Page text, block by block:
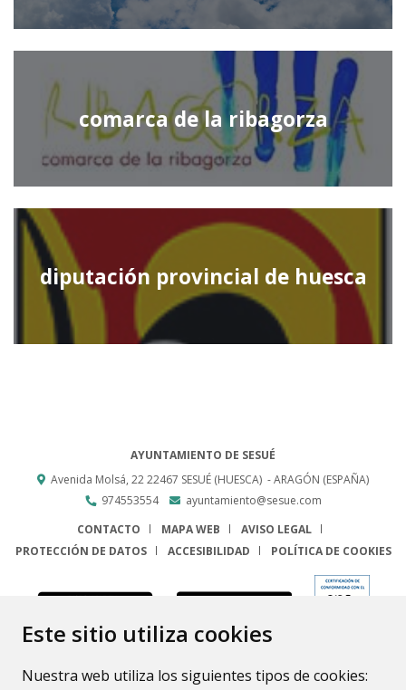
Este sitio utiliza cookies
Nuestra web utiliza los siguientes tipos de cookies:
comarca de la ribagorza
diputación provincial de huesca
AYUNTAMIENTO DE SESUÉ
Avenida Molsá, 2222467 SESUÉ (HUESCA) - ARAGÓN (ESPAÑA)
974553554
ayuntamiento@sesue.com
CONTACTO
MAPA WEB
AVISO LEGAL
PROTECCIÓN DE DATOS
ACCESIBILIDAD POLÍTICA DE COOKIES